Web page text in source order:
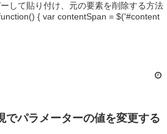
して貼り付け、元の要素を削除する方法
= $('#content
パラメーターの値を変更する